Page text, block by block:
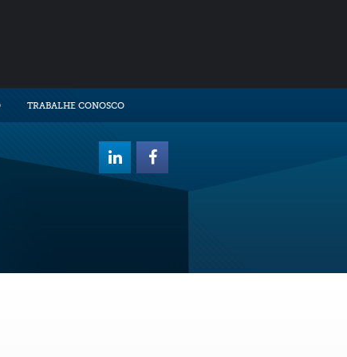
TRABALHE CONOSCO